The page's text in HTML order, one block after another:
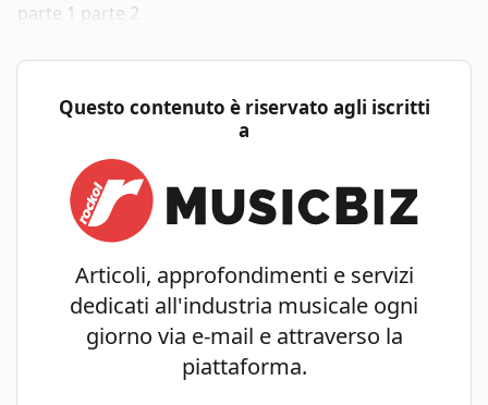
parte 1 parte 2
Questo contenuto è riservato agli iscritti
a
Articoli, approfondimenti e servizi
dedicati all'industria musicale ogni
giorno via e-mail e attraverso la
piattaforma.